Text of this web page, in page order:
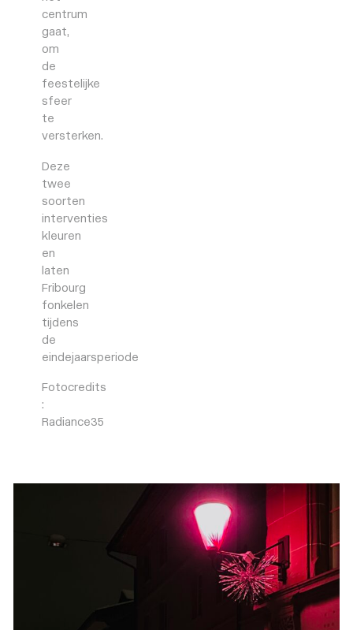
centrum
gaat,
om
de
feestelijke
sfeer
te
versterken.
Deze
twee
soorten
interventies
kleuren
en
laten
Fribourg
fonkelen
tijdens
de
eindejaarsperiode
Fotocredits
:
Radiance35